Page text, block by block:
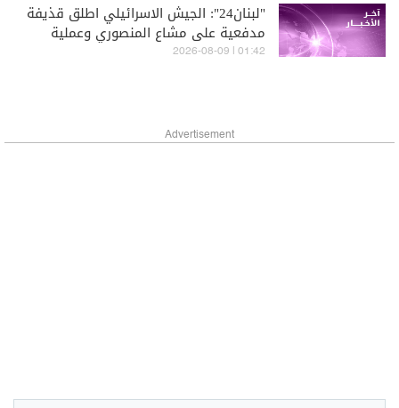
"لبنان24": الجيش الاسرائيلي اطلق قذيفة
مدفعية على مشاع المنصوري وعملية
تمشيط باتجاه حداثا
01:42 | 2026-08-09
Advertisement